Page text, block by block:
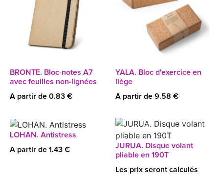
BRONTE. Bloc-notes A7
avec feuilles non-lignées
A partir de 0.83 €
YALA. Bloc d'exercice en
liège
A partir de 9.58 €
LOHAN. Antistress
A partir de 1.43 €
JURUA. Disque volant
pliable en 190T
Les prix seront calculés